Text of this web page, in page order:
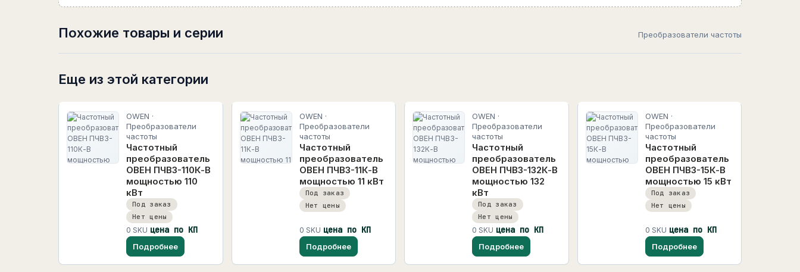
Похожие товары и серии Преобразователи частоты
Еще из этой категории
OWEN ·
Преобразователи
частоты
Частотный
преобразователь
ОВЕН ПЧВ3-110К-В
мощностью 110
кВт
Под заказ
Нет цены
0 SKU цена по КП
Подробнее
OWEN ·
Преобразователи
частоты
Частотный
преобразователь
ОВЕН ПЧВ3-11К-В
мощностью 11 кВт
Под заказ
Нет цены
0 SKU цена по КП
Подробнее
OWEN ·
Преобразователи
частоты
Частотный
преобразователь
ОВЕН ПЧВ3-132К-В
мощностью 132
кВт
Под заказ
Нет цены
0 SKU цена по КП
Подробнее
OWEN ·
Преобразователи
частоты
Частотный
преобразователь
ОВЕН ПЧВ3-15К-В
мощностью 15 кВт
Под заказ
Нет цены
0 SKU цена по КП
Подробнее